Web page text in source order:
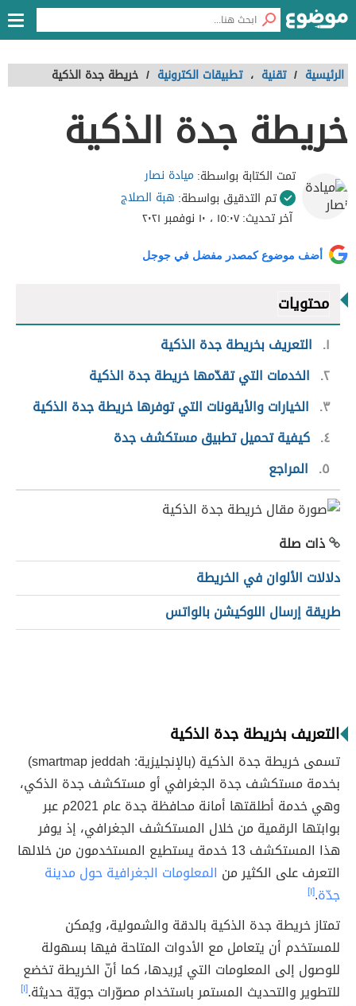
الرئيسية / تقنية ، تطبيقات الكترونية / خريطة جدة الذكية
خريطة جدة الذكية
تمت الكتابة بواسطة: ميادة نصار
تم التدقيق بواسطة: هبة الصلاج
آخر تحديث:١٥:٠٧ ، ١٠ نوفمبر ٢٠٢١
أضف موضوع كمصدر مفضل في جوجل
محتويات
١
التعريف بخريطة جدة الذكية
٢ الخدمات التي تقدّمها خريطة جدة الذكية
٣
الخيارات والأيقونات التي توفرها خريطة جدة الذكية
٤ كيفية تحميل تطبيق مستكشف جدة
٥
المراجع
ذات صلة
دلالات الألوان في الخريطة
طريقة إرسال اللوكيشن بالواتس
التعريف بخريطة جدة الذكية
تسمى خريطة جدة الذكية (بالإنجليزية: smartmap jeddah)
بخدمة مستكشف جدة الجغرافي أو مستكشف جدة الذكي،
وهي خدمة أطلقتها أمانة محافظة جدة عام 2021م عبر
بوابتها الرقمية من خلال المستكشف الجغرافي، إذ يوفر
هذا المستكشف 13 خدمة يستطيع المستخدمون من خلالها
التعرف على الكثير من المعلومات الجغرافية حول مدينة
جدّة.[١]
تمتاز خريطة جدة الذكية بالدقة والشمولية، ويُمكن
للمستخدم أن يتعامل مع الأدوات المتاحة فيها بسهولة
للوصول إلى المعلومات التي يُريدها، كما أنّ الخريطة تخضع
للتطوير والتحديث المستمر باستخدام مصوّرات جويّة حديثة.[١]